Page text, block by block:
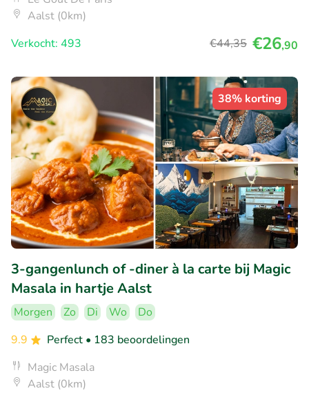
Aalst (0km)
Verkocht: 493
€44,35 €26,90
38% korting
3-gangenlunch of -diner à la carte bij Magic
Masala in hartje Aalst
Morgen Zo Di Wo
Do
9.9
Perfect • 183 beoordelingen
Magic Masala
Aalst (0km)